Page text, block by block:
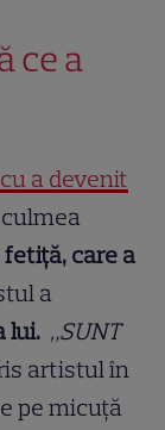
ce a
a devenit
fetiță, care a
a
lui. „SUNT
artistul în
pe micuță